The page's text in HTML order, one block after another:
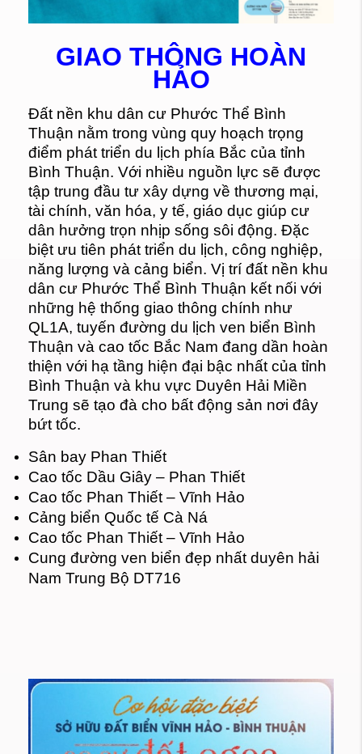
GIAO THÔNG HOÀN
HẢO
Đất nền khu dân cư Phước Thể Bình
Thuận nằm trong vùng quy hoạch trọng
điểm phát triển du lịch phía Bắc của tỉnh
Bình Thuận. Với nhiều nguồn lực sẽ được
tập trung đầu tư xây dựng về thương mại,
tài chính, văn hóa, y tế, giáo dục giúp cư
dân hưởng trọn nhịp sống sôi động. Đặc
biệt ưu tiên phát triển du lịch, công nghiệp,
năng lượng và cảng biển. Vị trí đất nền khu
dân cư Phước Thể Bình Thuận kết nối với
những hệ thống giao thông chính như
QL1A, tuyến đường du lịch ven biển Bình
Thuận và cao tốc Bắc Nam đang dần hoàn
thiện với hạ tầng hiện đại bậc nhất của tỉnh
Bình Thuận và khu vực Duyên Hải Miền
Trung sẽ tạo đà cho bất động sản nơi đây
bứt tốc.
Sân bay Phan Thiết
Cao tốc Dầu Giây – Phan Thiết
Cao tốc Phan Thiết – Vĩnh Hảo
Cảng biển Quốc tế Cà Ná
Cao tốc Phan Thiết – Vĩnh Hảo
Cung đường ven biển đẹp nhất duyên hải
Nam Trung Bộ DT716